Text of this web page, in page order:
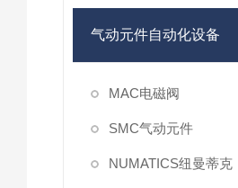
气动元件自动化设备
MAC电磁阀
SMC气动元件
NUMATICS纽曼蒂克